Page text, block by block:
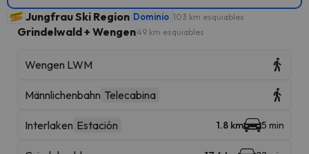
Jungfrau Ski Region Dominio 103 km esquiables
Grindelwald + Wengen49 km esquiables
Wengen LWM
Männlichenbahn Telecabina
Interlaken Estación 1.8 km 5 min